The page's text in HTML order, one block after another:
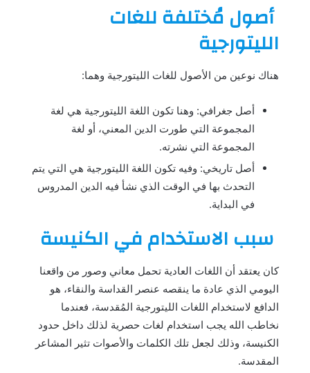
أصول مُختلفة للغات
الليتورجية
هناك نوعين من الأصول للغات الليتورجية وهما:
أصل جغرافي: وهنا تكون اللغة الليتورجية هي لغة
المجموعة التي طورت الدين المعني، أو لغة
المجموعة التي نشرته.
أصل تاريخي: وفيه تكون اللغة الليتورجية هي التي يتم
التحدث بها في الوقت الذي نشأ فيه الدين المدروس
في البداية.
سبب الاستخدام في الكنيسة
كان يعتقد أن اللغات العادية تحمل معاني وصور من واقعنا
اليومي الذي عادة ما ينقصه عنصر القداسة والنقاء، هو
الدافع لاستخدام اللغات الليتورجية المُقدسة، فعندما
نخاطب الله يجب استخدام لغات حصرية لذلك داخل حدود
الكنيسة، وذلك لجعل تلك الكلمات والأصوات تثير المشاعر
المقدسة.